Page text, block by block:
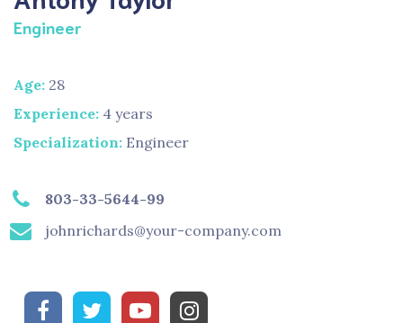
Engineer
Age: 28
Experience: 4 years
Specialization: Engineer
803-33-5644-99
johnrichards@your-company.com